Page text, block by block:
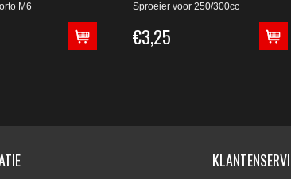
M6 Sproeier voor 250/300cc
€3,25